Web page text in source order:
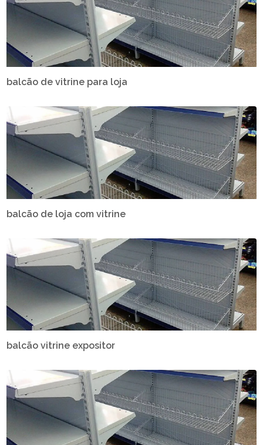
balcão de vitrine para loja
balcão de loja com vitrine
balcão vitrine expositor